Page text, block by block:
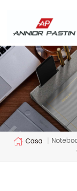
Casa |